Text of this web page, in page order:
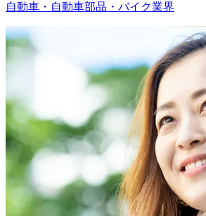
自動車・自動車部品・バイク業界